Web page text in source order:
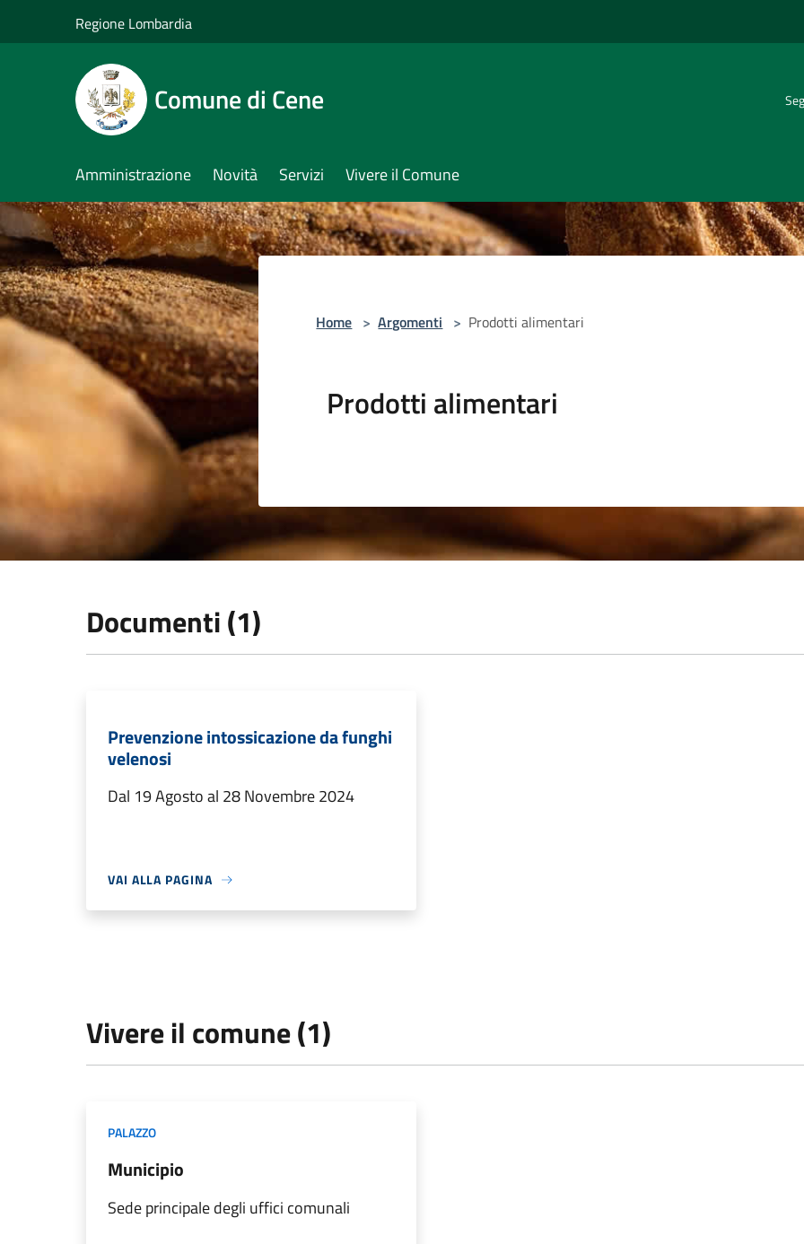
Regione Lombardia
Comune di Cene
Amministrazione Novità Servizi Vivere il Comune
Home > Argomenti > Prodotti alimentari
Prodotti alimentari
Documenti (1)
Prevenzione intossicazione da funghi
velenosi
Dal 19 Agosto al 28 Novembre 2024
VAI ALLA PAGINA
Vivere il comune (1)
PALAZZO
Municipio
Sede principale degli uffici comunali